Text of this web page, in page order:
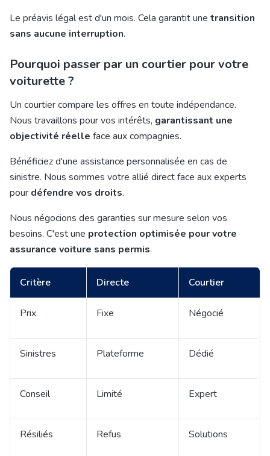
Le préavis légal est d'un mois. Cela garantit une transition
sans aucune interruption.
Pourquoi passer par un courtier pour votre
voiturette ?
Un courtier compare les offres en toute indépendance.
Nous travaillons pour vos intérêts, garantissant une
objectivité réelle face aux compagnies.
Bénéficiez d'une assistance personnalisée en cas de
sinistre. Nous sommes votre allié direct face aux experts
pour défendre vos droits.
Nous négocions des garanties sur mesure selon vos
besoins. C'est une protection optimisée pour votre
assurance voiture sans permis.
Critère Directe Courtier
Prix Fixe Négocié
Sinistres Plateforme Dédié
Conseil Limité Expert
Résiliés Refus Solutions